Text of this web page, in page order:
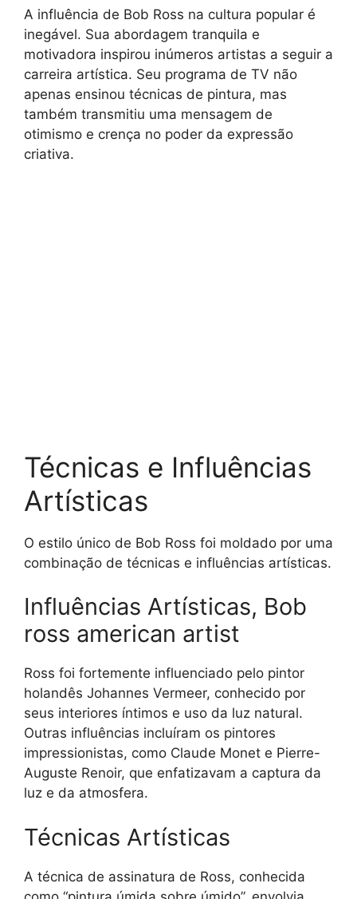
A influência de Bob Ross na cultura popular é
inegável. Sua abordagem tranquila e
motivadora inspirou inúmeros artistas a seguir a
carreira artística. Seu programa de TV não
apenas ensinou técnicas de pintura, mas
também transmitiu uma mensagem de
otimismo e crença no poder da expressão
criativa.
Técnicas e Influências
Artísticas
O estilo único de Bob Ross foi moldado por uma
combinação de técnicas e influências artísticas.
Influências Artísticas, Bob
ross american artist
Ross foi fortemente influenciado pelo pintor
holandês Johannes Vermeer, conhecido por
seus interiores íntimos e uso da luz natural.
Outras influências incluíram os pintores
impressionistas, como Claude Monet e Pierre-
Auguste Renoir, que enfatizavam a captura da
luz e da atmosfera.
Técnicas Artísticas
A técnica de assinatura de Ross, conhecida